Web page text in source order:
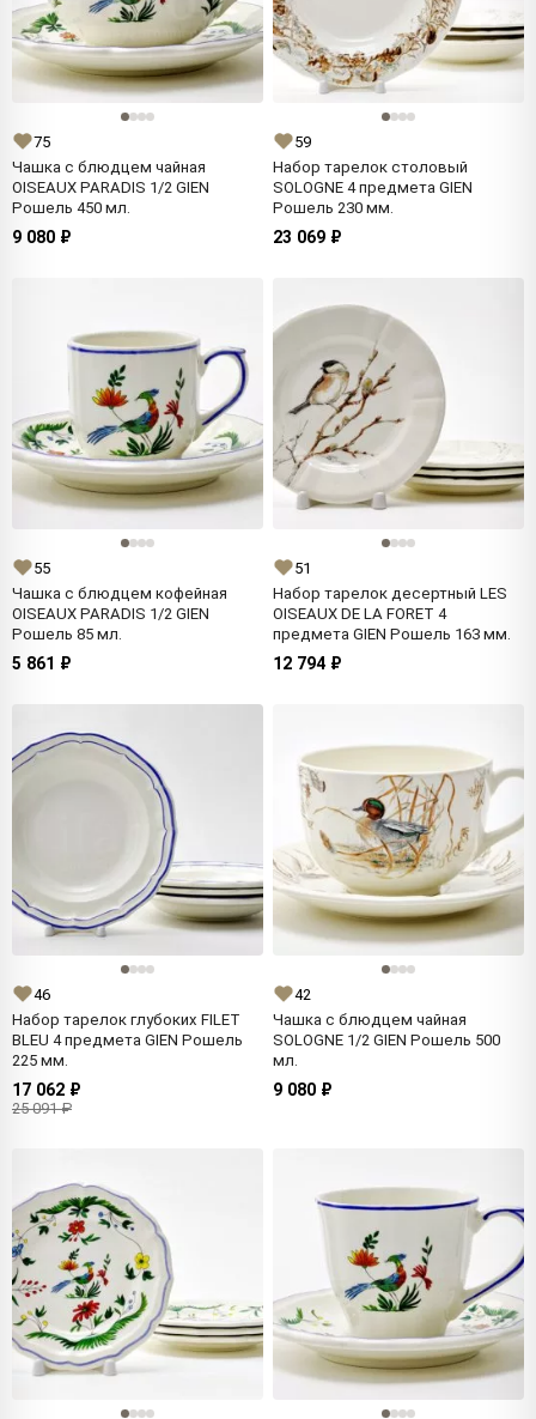
75
Чашка с блюдцем чайная
OISEAUX PARADIS 1/2 GIEN
Рошель 450 мл.
9 080 ₽
59
Набор тарелок столовый
SOLOGNE 4 предмета GIEN
Рошель 230 мм.
23 069 ₽
55
Чашка с блюдцем кофейная
OISEAUX PARADIS 1/2 GIEN
Рошель 85 мл.
5 861 ₽
51
Набор тарелок десертный LES
OISEAUX DE LA FORET 4
предмета GIEN Рошель 163 мм.
12 794 ₽
46
Набор тарелок глубоких FILET
BLEU 4 предмета GIEN Рошель
225 мм.
17 062 ₽
25 091 ₽
42
Чашка с блюдцем чайная
SOLOGNE 1/2 GIEN Рошель 500
мл.
9 080 ₽